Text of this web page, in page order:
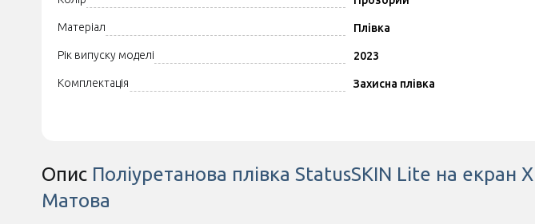
Матеріал Плівка
Рік випуску моделі 2023
Комплектація Захисна плівка
Опис Поліуретанова плівка StatusSKIN Lite на
Матова